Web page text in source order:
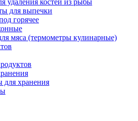
удаления костей из рыбы
для выпечки
горячее
мяса (термометры кулинарные)
для хранения